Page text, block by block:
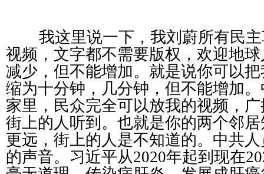
我这里说一下，我刘蔚所有民
视频，文字都不需要版权，欢迎地
减少，但不能增加。就是说你可以
缩为十分钟，几分钟，但不能增加
家里，民众完全可以放我的视频，
街上的人听到。也就是你的两个邻
更远，街上的人是不知道的。中共
的声音。习近平从2020年起到现在